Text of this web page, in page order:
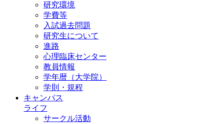
研究環境
学費等
入試過去問題
研究生について
進路
心理臨床センター
教員情報
学年暦（大学院）
学則・規程
キャンパス
ライフ
サークル活動